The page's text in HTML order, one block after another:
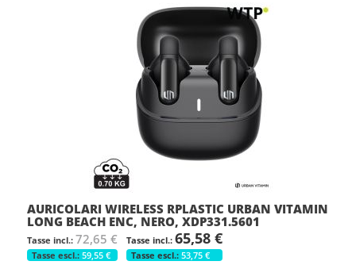
AURICOLARI WIRELESS RPLASTIC URBAN VITAMIN
LONG BEACH ENC, NERO, XDP331.5601
72,65 €
59,55 €
65,58 €
53,75 €